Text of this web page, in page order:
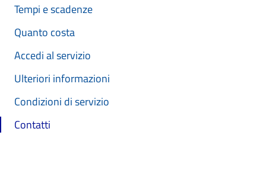
Tempi e scadenze
Quanto costa
Accedi al servizio
Ulteriori informazioni
Condizioni di servizio
Contatti